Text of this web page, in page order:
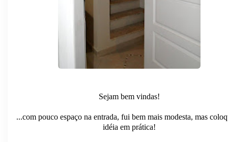
Sejam bem vindas!
...com pouco espaço na entrada, fui bem mais modesta, mas
idéia em prática!